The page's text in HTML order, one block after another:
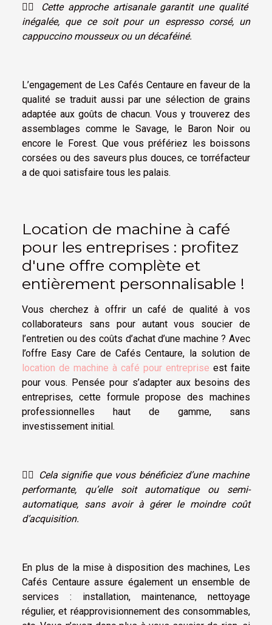
☝🏼
Cette approche artisanale garantit une qualité
inégalée, que ce soit pour un espresso corsé, un
cappuccino mousseux ou un décaféiné.
L’engagement de Les Cafés Centaure en faveur de la
qualité se traduit aussi par une sélection de grains
adaptée aux goûts de chacun. Vous y trouverez des
assemblages comme le Savage, le Baron Noir ou
encore le Forest. Que vous préfériez les boissons
corsées ou des saveurs plus douces, ce torréfacteur
a de quoi satisfaire tous les palais.
Location de machine à café
pour les entreprises : profitez
d'une offre complète et
entièrement personnalisable !
Vous cherchez à offrir un café de qualité à vos
collaborateurs sans pour autant vous soucier de
l’entretien ou des coûts d’achat d’une machine ? Avec
l’offre Easy Care de Cafés Centaure, la solution de
location de machine à café pour entreprise est faite
pour vous. Pensée pour s’adapter aux besoins des
entreprises, cette formule propose des machines
professionnelles haut de gamme, sans
investissement initial.
☝🏼
Cela signifie que vous bénéficiez d’une machine
performante, qu’elle soit automatique ou semi-
automatique, sans avoir à gérer le moindre coût
d’acquisition.
En plus de la mise à disposition des machines, Les
Cafés Centaure assure également un ensemble de
services : installation, maintenance, nettoyage
régulier, et réapprovisionnement des consommables,